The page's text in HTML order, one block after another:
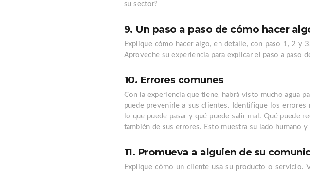
su sector?
9. Un paso a paso de cómo hacer
Explique cómo hacer algo, en detalle, con paso 1, 2 y
Aproveche su experiencia para explicar el paso a paso
10. Errores comunes
Con la experiencia que tiene, habrá visto mucho agua
puede prevenirle a sus clientes. Identifique los
lo que puede pasar y qué puede salir mal. Qué puede
también de sus errores. Esto muestra su lado humano
11. Promueva a alguien de su
Explique cómo un cliente usa su producto o servicio.